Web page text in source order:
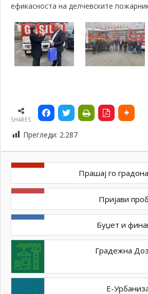
ефикасноста на делчевските
SHARES
Прегледи: 2.287
Прашај го
Пријави
Буџет и
Градежна
Е-